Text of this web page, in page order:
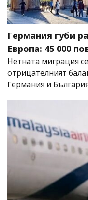
Германия губи
Европа: 45 000
Нетната миграция
отрицателният
Германия и